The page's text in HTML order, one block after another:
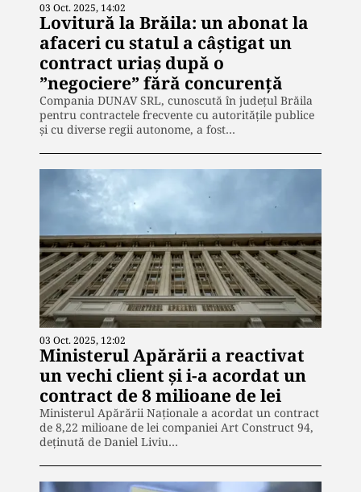
03 Oct. 2025, 14:02
Lovitură la Brăila: un abonat la
afaceri cu statul a câștigat un
contract uriaș după o
”negociere” fără concurență
Compania DUNAV SRL, cunoscută în județul Brăila
pentru contractele frecvente cu autoritățile publice
și cu diverse regii autonome, a fost…
03 Oct. 2025, 12:02
Ministerul Apărării a reactivat
un vechi client și i-a acordat un
contract de 8 milioane de lei
Ministerul Apărării Naționale a acordat un contract
de 8,22 milioane de lei companiei Art Construct 94,
deținută de Daniel Liviu…